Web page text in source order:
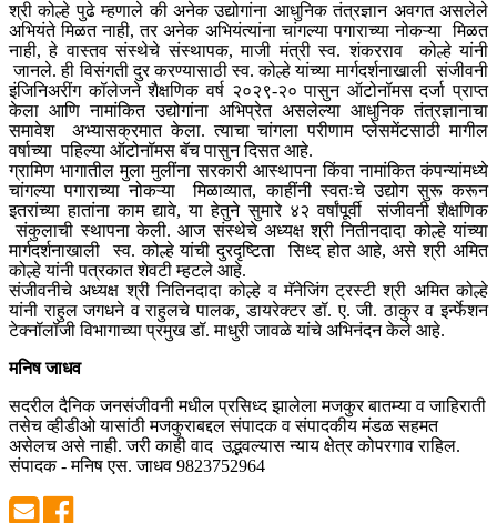
श्री कोल्हे पुढे म्हणाले की अनेक उद्योगांना आधुनिक तंत्रज्ञान अवगत असलेले
अभियंते मिळत नाही, तर अनेक अभियंत्यांना चांगल्या पगाराच्या नोकऱ्या मिळत
नाही, हे वास्तव संस्थेचे संस्थापक, माजी मंत्री स्व. शंकरराव कोल्हे यांनी
जानले. ही विसंगती दुर करण्यासाठी स्व. कोल्हे यांच्या मार्गदर्शनाखाली संजीवनी
इंजिनिअरींग कॉलेजने शैक्षणिक वर्ष २०२९-२० पासुन ऑटोनॉमस दर्जा प्राप्त
केला आणि नामांकित उद्योगांना अभिप्रेत असलेल्या आधुनिक तंत्रज्ञानाचा
समावेश अभ्यासक्रमात केला. त्याचा चांगला परीणाम प्लेसमेंटसाठी मागील
वर्षाच्या पहिल्या ऑटोनॉमस बॅच पासुन दिसत आहे.
ग्रामिण भागातील मुला मुलींना सरकारी आस्थापना किंवा नामांकित कंपन्यांमध्ये
चांगल्या पगाराच्या नोकऱ्या मिळाव्यात, काहींनी स्वतःचे उद्योग सुरू करून
इतरांच्या हातांना काम द्यावे, या हेतुने सुमारे ४२ वर्षांपूर्वी संजीवनी शैक्षणिक
संकुलाची स्थापना केली. आज संस्थेचे अध्यक्ष श्री नितीनदादा कोल्हे यांच्या
मार्गदर्शनाखाली स्व. कोल्हे यांची दुरदृष्टिता सिध्द होत आहे, असे श्री अमित
कोल्हे यांनी पत्रकात शेवटी म्हटले आहे.
संजीवनीचे अध्यक्ष श्री नितिनदादा कोल्हे व मॅनेजिंग ट्रस्टी श्री अमित कोल्हे
यांनी राहुल जगधने व राहुलचे पालक, डायरेक्टर डॉ. ए. जी. ठाकुर व इर्न्फेशन
टेक्नॉलॉजी विभागाच्या प्रमुख डॉ. माधुरी जावळे यांचे अभिनंदन केले आहे.
मनिष जाधव
सदरील दैनिक जनसंजीवनी मधील प्रसिध्द झालेला मजकुर बातम्या व जाहिराती
तसेच व्हीडीओ यासांठी मजकुराबद्दल संपादक व संपादकीय मंडळ सहमत
असेलच असे नाही. जरी काही वाद उद्भवल्यास न्याय क्षेत्र कोपरगाव राहिल.
संपादक - मनिष एस. जाधव 9823752964